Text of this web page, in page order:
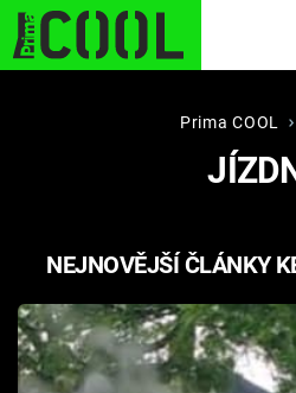
BUFFY,
Témata
Filmy
Prima COOL
NEJNOVĚJŠÍ ČLÁNKY